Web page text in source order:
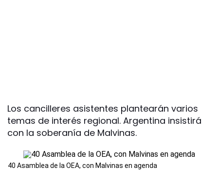
Los cancilleres asistentes plantearán varios
temas de interés regional. Argentina insistirá
con la soberanía de Malvinas.
40 Asamblea de la OEA, con Malvinas en agenda